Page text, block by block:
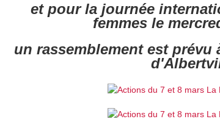
et pour la journée
femmes le
un rassemblement est prévu